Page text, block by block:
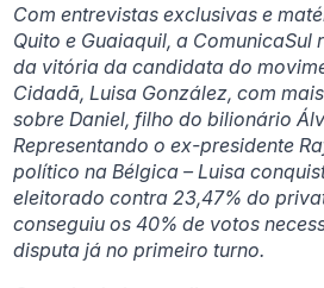
Com entrevistas exclusivas e
Quito e Guaiaquil, a ComunicaSul
da vitória da candidata do
Cidadã, Luisa González, com
sobre Daniel, filho do bilionário
Representando o ex-presidente
político na Bélgica – Luisa
eleitorado contra 23,47% do
conseguiu os 40% de votos
disputa já no primeiro turno.